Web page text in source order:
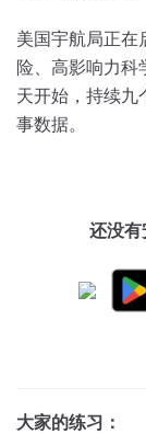
美国宇航局正在
险、高影响力科
天开始，持续九
事数据。
还没
大家的练习：